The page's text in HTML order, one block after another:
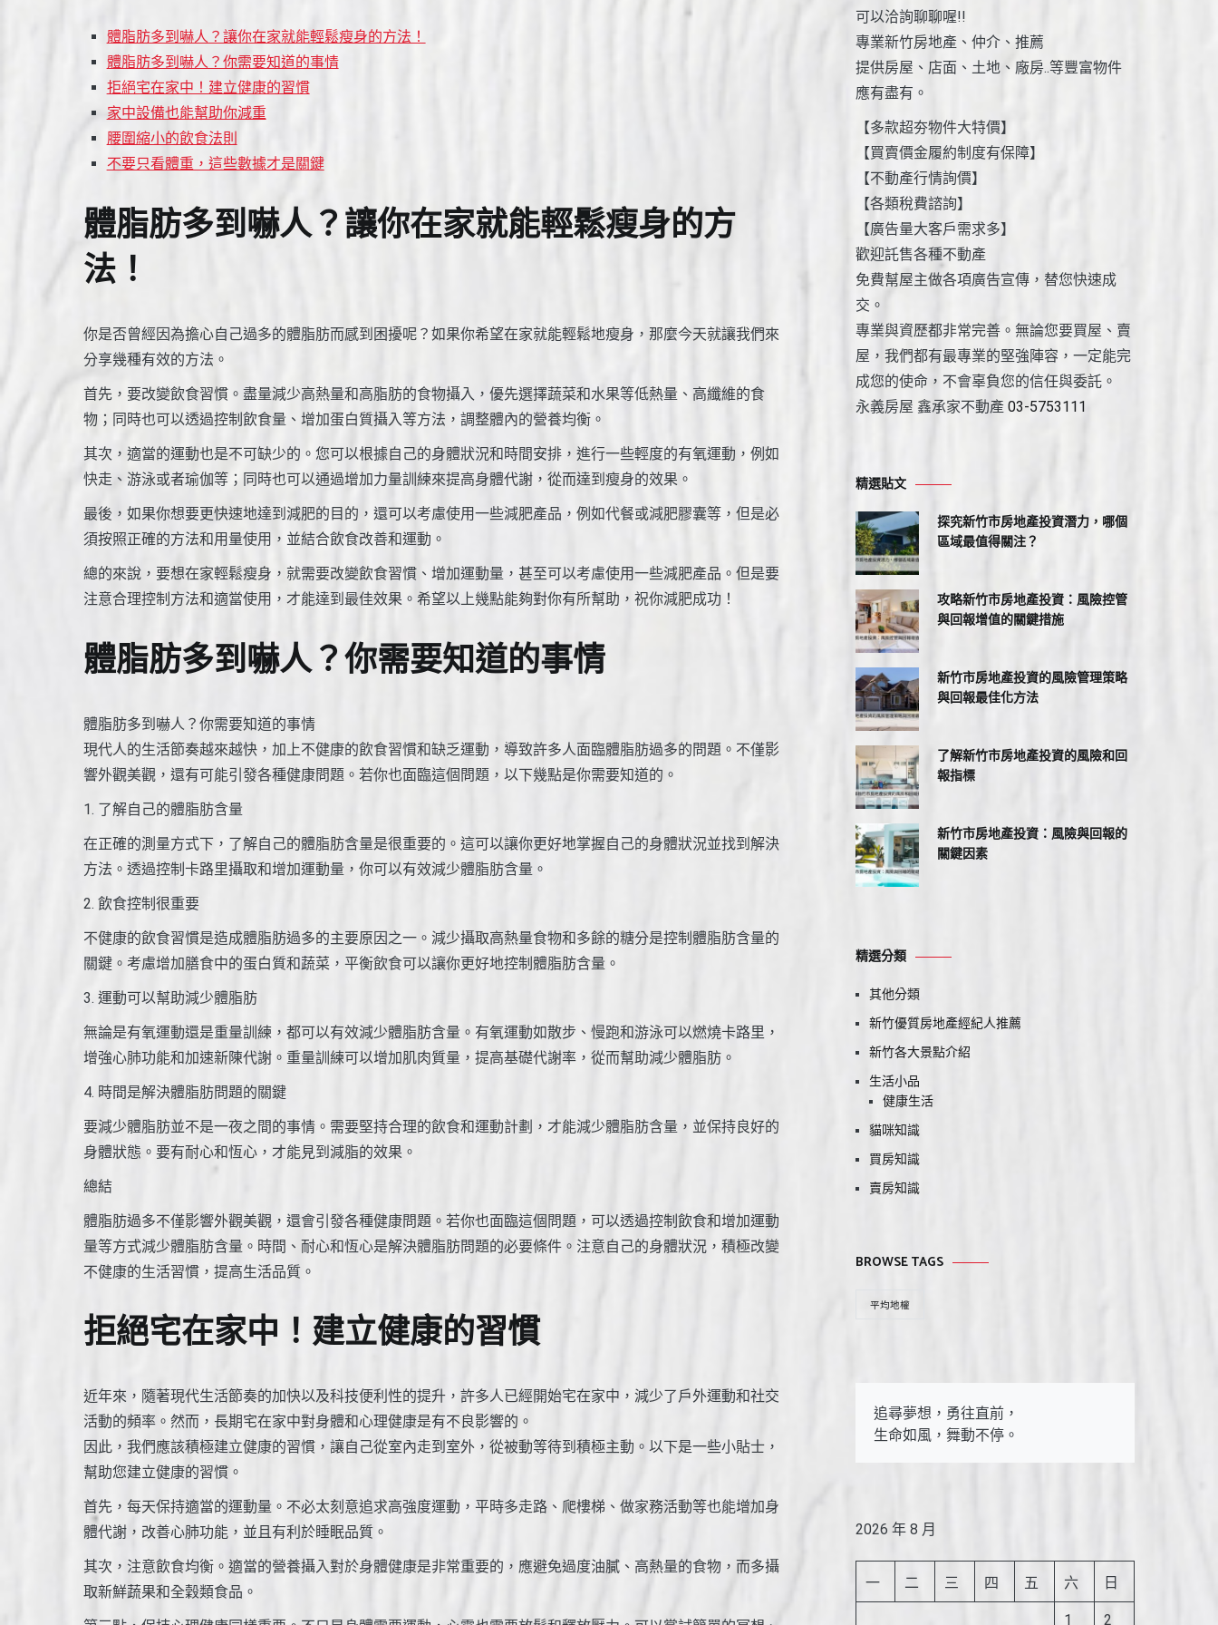
體脂肪多到嚇人？讓你在家就能輕鬆瘦身的方法！
體脂肪多到嚇人？你需要知道的事情
拒絕宅在家中！建立健康的習慣
家中設備也能幫助你減重
腰圍縮小的飲食法則
不要只看體重，這些數據才是關鍵
體脂肪多到嚇人？讓你在家就能輕鬆瘦身的方
法！
你是否曾經因為擔心自己過多的體脂肪而感到困擾呢？如果你希望在家就能輕鬆地瘦身，那麼今天就讓我們來
分享幾種有效的方法。
首先，要改變飲食習慣。盡量減少高熱量和高脂肪的食物攝入，優先選擇蔬菜和水果等低熱量、高纖維的食
物；同時也可以透過控制飲食量、增加蛋白質攝入等方法，調整體內的營養均衡。
其次，適當的運動也是不可缺少的。您可以根據自己的身體狀況和時間安排，進行一些輕度的有氧運動，例如
快走、游泳或者瑜伽等；同時也可以通過增加力量訓練來提高身體代謝，從而達到瘦身的效果。
最後，如果你想要更快速地達到減肥的目的，還可以考慮使用一些減肥產品，例如代餐或減肥膠囊等，但是必
須按照正確的方法和用量使用，並結合飲食改善和運動。
總的來說，要想在家輕鬆瘦身，就需要改變飲食習慣、增加運動量，甚至可以考慮使用一些減肥產品。但是要
注意合理控制方法和適當使用，才能達到最佳效果。希望以上幾點能夠對你有所幫助，祝你減肥成功！
體脂肪多到嚇人？你需要知道的事情
體脂肪多到嚇人？你需要知道的事情
現代人的生活節奏越來越快，加上不健康的飲食習慣和缺乏運動，導致許多人面臨體脂肪過多的問題。不僅影
響外觀美觀，還有可能引發各種健康問題。若你也面臨這個問題，以下幾點是你需要知道的。
1. 了解自己的體脂肪含量
在正確的測量方式下，了解自己的體脂肪含量是很重要的。這可以讓你更好地掌握自己的身體狀況並找到解決
方法。透過控制卡路里攝取和增加運動量，你可以有效減少體脂肪含量。
2. 飲食控制很重要
不健康的飲食習慣是造成體脂肪過多的主要原因之一。減少攝取高熱量食物和多餘的糖分是控制體脂肪含量的
關鍵。考慮增加膳食中的蛋白質和蔬菜，平衡飲食可以讓你更好地控制體脂肪含量。
3. 運動可以幫助減少體脂肪
無論是有氧運動還是重量訓練，都可以有效減少體脂肪含量。有氧運動如散步、慢跑和游泳可以燃燒卡路里，
增強心肺功能和加速新陳代謝。重量訓練可以增加肌肉質量，提高基礎代謝率，從而幫助減少體脂肪。
4. 時間是解決體脂肪問題的關鍵
要減少體脂肪並不是一夜之間的事情。需要堅持合理的飲食和運動計劃，才能減少體脂肪含量，並保持良好的
身體狀態。要有耐心和恆心，才能見到減脂的效果。
總結
體脂肪過多不僅影響外觀美觀，還會引發各種健康問題。若你也面臨這個問題，可以透過控制飲食和增加運動
量等方式減少體脂肪含量。時間、耐心和恆心是解決體脂肪問題的必要條件。注意自己的身體狀況，積極改變
不健康的生活習慣，提高生活品質。
拒絕宅在家中！建立健康的習慣
近年來，隨著現代生活節奏的加快以及科技便利性的提升，許多人已經開始宅在家中，減少了戶外運動和社交
活動的頻率。然而，長期宅在家中對身體和心理健康是有不良影響的。
因此，我們應該積極建立健康的習慣，讓自己從室內走到室外，從被動等待到積極主動。以下是一些小貼士，
幫助您建立健康的習慣。
首先，每天保持適當的運動量。不必太刻意追求高強度運動，平時多走路、爬樓梯、做家務活動等也能增加身
體代謝，改善心肺功能，並且有利於睡眠品質。
其次，注意飲食均衡。適當的營養攝入對於身體健康是非常重要的，應避免過度油膩、高熱量的食物，而多攝
取新鮮蔬果和全穀類食品。
可以洽詢聊聊喔!!
專業新竹房地產、仲介、推薦
提供房屋、店面、土地、廠房..等豐富物件
應有盡有。
【多款超夯物件大特價】
【買賣價金履約制度有保障】
【不動產行情詢價】
【各類稅費諮詢】
【廣告量大客戶需求多】
歡迎託售各種不動產
免費幫屋主做各項廣告宣傳，替您快速成
交。
專業與資歷都非常完善。無論您要買屋、賣
屋，我們都有最專業的堅強陣容，一定能完
成您的使命，不會辜負您的信任與委託。
永義房屋 鑫承家不動產 03-5753111
精選貼文
探究新竹市房地產投資潛力，哪個
區域最值得關注？
攻略新竹市房地產投資：風險控管
與回報增值的關鍵措施
新竹市房地產投資的風險管理策略
與回報最佳化方法
了解新竹市房地產投資的風險和回
報指標
新竹市房地產投資：風險與回報的
關鍵因素
精選分類
其他分類
新竹優質房地產經紀人推薦
新竹各大景點介紹
生活小品
健康生活
貓咪知識
買房知識
賣房知識
BROWSE TAGS
平均地權
追尋夢想，勇往直前，
生命如風，舞動不停。
2026 年 8 月
一 二 三 四 五 六 日
1 2